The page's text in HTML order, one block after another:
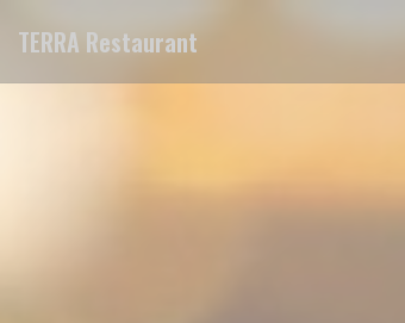
TERRA Restaurant